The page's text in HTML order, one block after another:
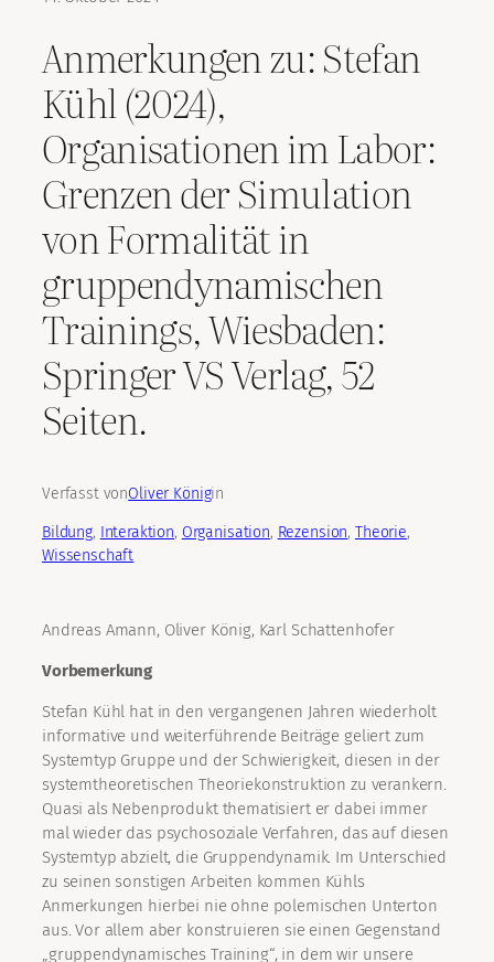
Anmerkungen zu: Stefan
Kühl (2024),
Organisationen im Labor:
Grenzen der Simulation
von Formalität in
gruppendynamischen
Trainings, Wiesbaden:
Springer VS Verlag, 52
Seiten.
Verfasst vonOliver Königin
Bildung, Interaktion, Organisation, Rezension, Theorie
Wissenschaft
Andreas Amann, Oliver König, Karl Schattenhofer
Vorbemerkung
Stefan Kühl hat in den vergangenen Jahren wiederholt
informative und weiterführende Beiträge geliert zum
Systemtyp Gruppe und der Schwierigkeit, diesen in der
systemtheoretischen Theoriekonstruktion zu verankern.
Quasi als Nebenprodukt thematisiert er dabei immer
mal wieder das psychosoziale Verfahren, das auf diesen
Systemtyp abzielt, die Gruppendynamik. Im Unterschied
zu seinen sonstigen Arbeiten kommen Kühls
Anmerkungen hierbei nie ohne polemischen Unterton
aus. Vor allem aber konstruieren sie einen Gegenstand
„gruppendynamisches Training“, in dem wir unsere